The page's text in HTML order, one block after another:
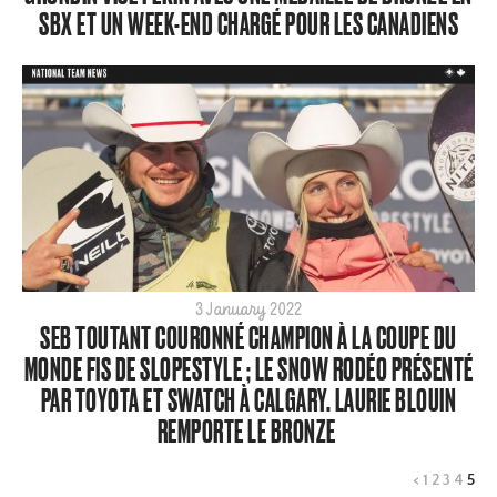
2023
2021
2020
2019
2017
2016
2015
SBX ET UN WEEK-END CHARGÉ POUR LES CANADIENS
3 January 2022
SEB TOUTANT COURONNÉ CHAMPION À LA COUPE DU
MONDE FIS DE SLOPESTYLE ; LE SNOW RODÉO PRÉSENTÉ
PAR TOYOTA ET SWATCH À CALGARY. LAURIE BLOUIN
REMPORTE LE BRONZE
< 1 23 4 5